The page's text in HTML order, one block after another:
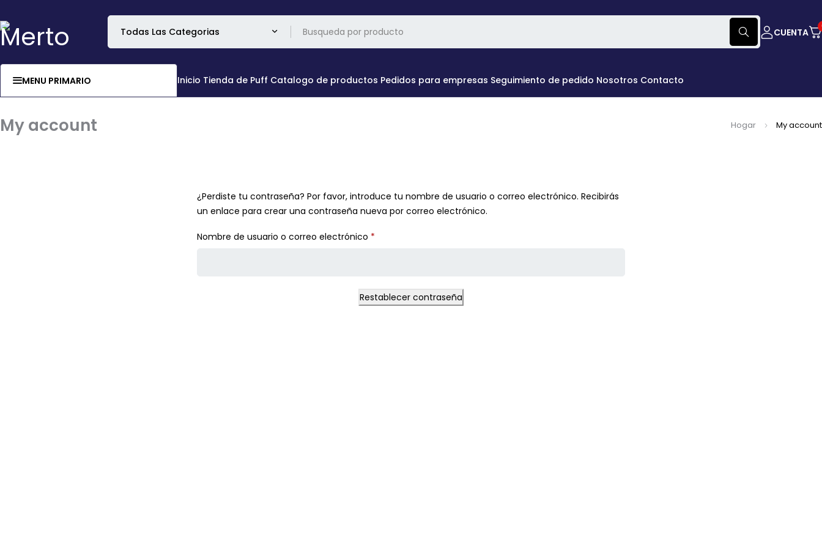
CUENTA
MENU PRIMARIO Inicio Tienda de Puff Catalogo de productos Pedidos para empresas Seguimiento de pedido Nosotros Contacto
My account Hogar My account
¿Perdiste tu contraseña? Por favor, introduce tu nombre de usuario o correo electrónico. Recibirás
un enlace para crear una contraseña nueva por correo electrónico.
Nombre de usuario o correo electrónico *
Restablecer contraseña